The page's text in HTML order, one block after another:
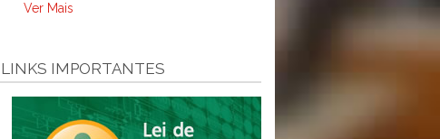
Ver Mais
LINKS IMPORTANTES